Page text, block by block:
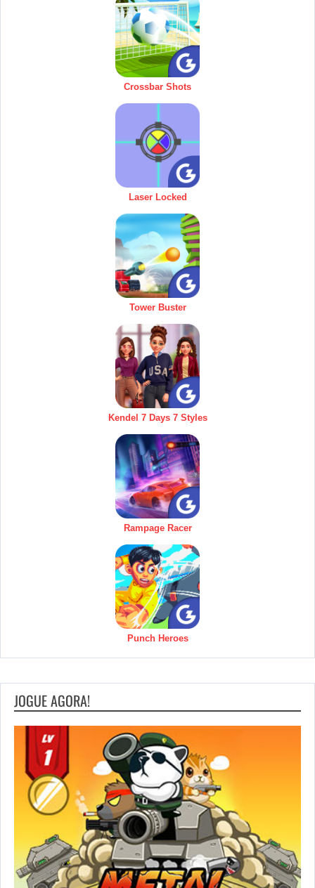
Crossbar Shots
Laser Locked
Tower Buster
Kendel 7 Days 7 Styles
Rampage Racer
Punch Heroes
JOGUE AGORA!